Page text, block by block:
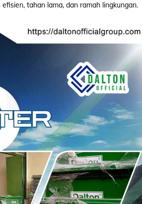
tahan lama, dan ramah lingkungan.